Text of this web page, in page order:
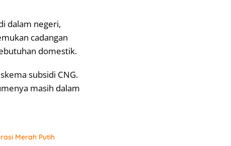
dalam negeri,
cadangan
domestik.
subsidi CNG.
masih dalam
Merah Putih